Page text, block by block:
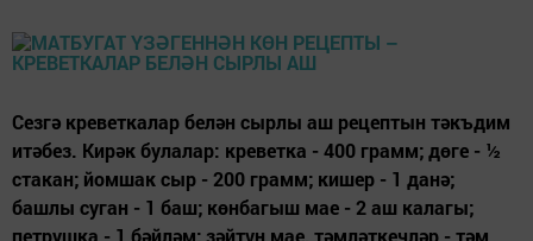
Сезгә креветкалар белән сырлы аш рецептын тәкъдим
итәбез. Кирәк булалар: креветка - 400 грамм; дөге - ½
стакан; йомшак сыр - 200 грамм; кишер - 1 данә;
башлы суган - 1 баш; көнбагыш мае - 2 аш калагы;